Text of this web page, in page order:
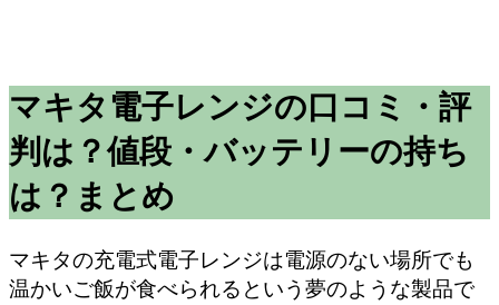
マキタ電子レンジの口コミ・評
判は？値段・バッテリーの持ち
は？まとめ
マキタの充電式電子レンジは電源のない場所でも
温かいご飯が食べられるという夢のような製品で